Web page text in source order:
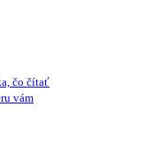
čo čítať
vám